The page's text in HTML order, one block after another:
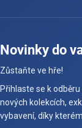
Novinky do
Zůstaňte ve hře!
Přihlaste se k
nových kolekcích,
vybavení, díky